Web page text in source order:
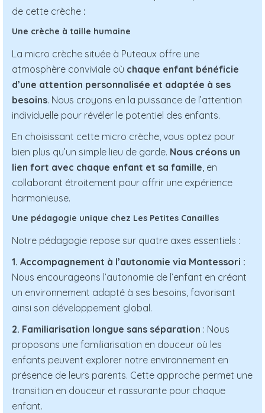
de cette crèche :
Une crèche à taille humaine
La micro crèche située à Puteaux offre une
atmosphère conviviale où chaque enfant bénéficie
d’une attention personnalisée et adaptée à ses
besoins. Nous croyons en la puissance de l’attention
individuelle pour révéler le potentiel des enfants.
En choisissant cette micro crèche, vous optez pour
bien plus qu’un simple lieu de garde. Nous créons un
lien fort avec chaque enfant et sa famille, en
collaborant étroitement pour offrir une expérience
harmonieuse.
Une pédagogie unique chez Les Petites Canailles
Notre pédagogie repose sur quatre axes essentiels :
1. Accompagnement à l’autonomie via Montessori :
Nous encourageons l’autonomie de l’enfant en créant
un environnement adapté à ses besoins, favorisant
ainsi son développement global.
2. Familiarisation longue sans séparation : Nous
proposons une familiarisation en douceur où les
enfants peuvent explorer notre environnement en
présence de leurs parents. Cette approche permet une
transition en douceur et rassurante pour chaque
enfant.